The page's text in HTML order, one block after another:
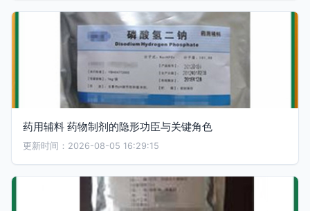
药用辅料 药物制剂的隐形功臣与关键角色
更新时间：2026-08-05 16:29:15